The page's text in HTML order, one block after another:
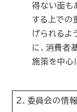
得ない面も
する上での
げられるよ
に、消費者
施策を中心
２．委員会の情